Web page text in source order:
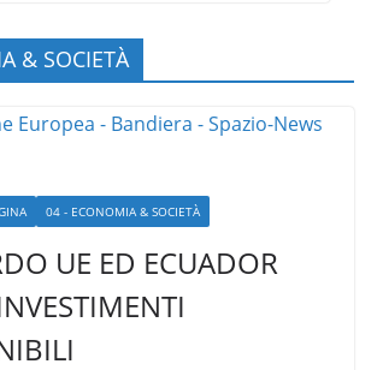
& SOCIETÀ
04 - ECONOMIA & SOCIETÀ
UE ED ECUADOR